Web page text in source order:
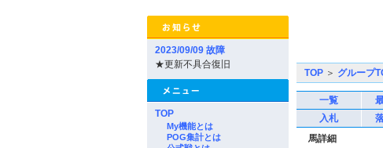
2023/09/09 故障
★更新不具合復旧
TOP
My機能とは
POG集計とは
TOP ＞ グループ
一覧
入札
馬詳細